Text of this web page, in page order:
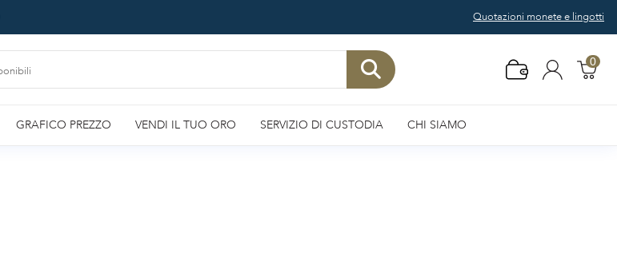
Quotazioni monete e lingotti
0
GRAFICO PREZZO VENDI IL TUO ORO SERVIZIO DI CUSTODIA CHI SIAMO